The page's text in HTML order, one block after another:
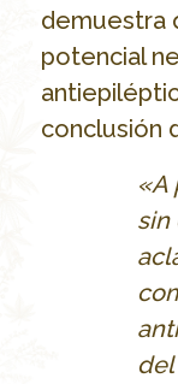
demuestra
potencial
conclusión
«A
sin
del